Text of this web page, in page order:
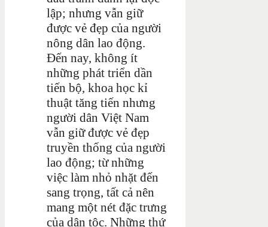
lập; nhưng vẫn giữ
được vẻ đẹp của người
nông dân lao động.
Đến nay, không ít
những phát triển dần
tiến bộ, khoa học kỉ
thuật tăng tiến nhưng
người dân Việt Nam
vẫn giữ được vẻ đẹp
truyền thống của người
lao động; từ những
việc làm nhỏ nhặt đến
sang trọng, tất cả nên
mang một nét đặc trưng
của dân tộc. Những thứ